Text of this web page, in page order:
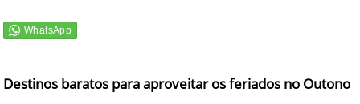
Destinos baratos para aproveitar os feriados no Outono